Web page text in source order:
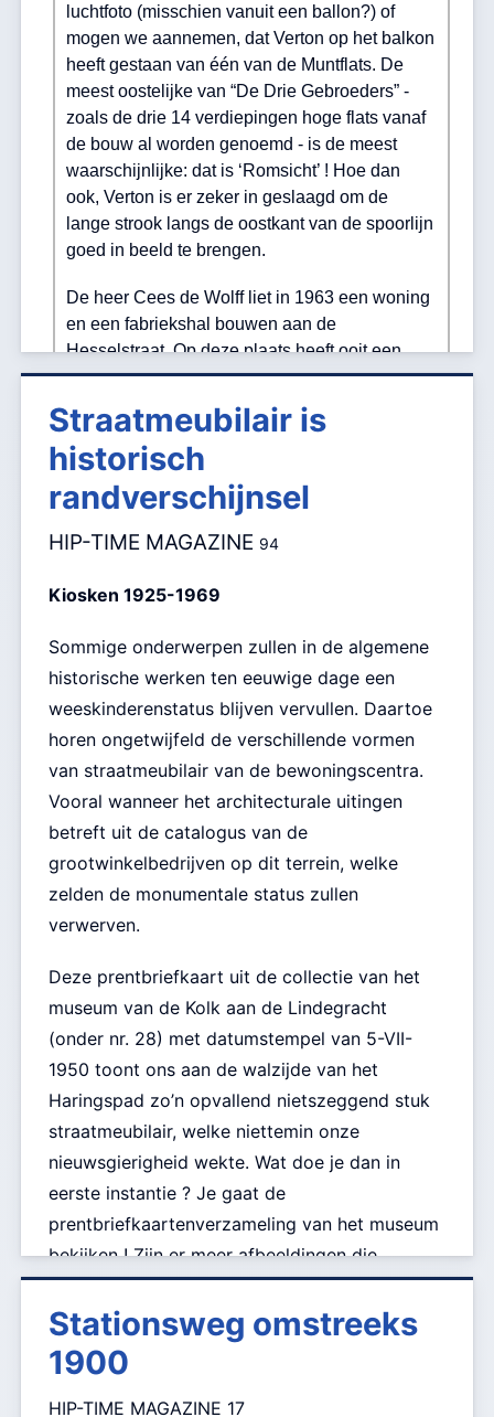
luchtfoto (misschien vanuit een ballon?) of
mogen we aannemen, dat Verton op het balkon
heeft gestaan van één van de Muntflats. De
meest oostelijke van “De Drie Gebroeders” -
zoals de drie 14 verdiepingen hoge flats vanaf
de bouw al worden genoemd - is de meest
waarschijnlijke: dat is ‘Romsicht’ ! Hoe dan
ook, Verton is er zeker in geslaagd om de
lange strook langs de oostkant van de spoorlijn
goed in beeld te brengen.
De heer Cees de Wolff liet in 1963 een woning
en een fabriekshal bouwen aan de
Hesselstraat. Op deze plaats heeft ooit een
watermolen gestaan. Bij de bouw van de
woning vindt men in de grond nog oude
fundamenten van deze molen. In 1965 moet
die fabriekshal van de heer De Wolff alweer
worden uitgebreid voor zijn uitdijende
konstruktiewerkzaamheden. De bestaande hal
wordt dan langer gemaakt en er wordt een
bedrijf verplaatst naar It Dok 2 op
uiteenlopende producten uit de gigantische
hallen te voorschijn komen: schepen,
hekwerken, bordessen, windmolens, etc. De
Holding B.V. staat sinds 1993 ook bekend als
De Wolff Verenigde Bedrijven B.V. Senior
Cees is opgevolgd door zijn zoons Cees en
Jan.
Inmiddels is het aanzien van hun
Hesselstraatlocatie behoorlijk van aanzien
veranderd door de bouw van de
“Kempenaerstate”, de seniorenflats en de
moskee “Diyanet Vakfi”. Evenwijdig met
spoorsloot en spoorbaan loopt de
Surinamesingel, welke is aangelegd in 1958
en waarvoor de raad besluit tot de naamgeving
op 17 maart 1958. Diezelfde 17e maart hebben
ook de andere straten van de ‘West-Indische
buurt’ hun naam gekregen: Arubastraat,
Bonairestraat, Curacaostraat, St.
Eustatiusstraat, Sabastraat en St
Maartenstraat.
de ontsluiting van de woningen op het sterk
gedecimeerde volkstuinencomplex bij de
Rottumerweg.
Straatmeubilair is
historisch
randverschijnsel
HIP-TIME MAGAZINE 94
Kiosken 1925-1969
Sommige onderwerpen zullen in de algemene
historische werken ten eeuwige dage een
weeskinderenstatus blijven vervullen. Daartoe
horen ongetwijfeld de verschillende vormen
van straatmeubilair van de bewoningscentra.
Vooral wanneer het architecturale uitingen
betreft uit de catalogus van de
grootwinkelbedrijven op dit terrein, welke
zelden de monumentale status zullen
verwerven.
Deze prentbriefkaart uit de collectie van het
museum van de Kolk aan de Lindegracht
(onder nr. 28) met datumstempel van 5-VII-
1950 toont ons aan de walzijde van het
Haringspad zo’n opvallend nietszeggend stuk
straatmeubilair, welke niettemin onze
nieuwsgierigheid wekte. Wat doe je dan in
eerste instantie ? Je gaat de
prentbriefkaartenverzameling van het museum
bekijken ! Zijn er meer afbeeldingen die
misschien vanuit een ander perspectief
informatie leveren? Conclusie van die exercitie:
zeer weinig ! Gelukkig kunnen we daarna onze
zoektocht voortzetten in het fotoarchief. De
belangrijkste vondst daarbij is fotonr. 819.
Stationsweg omstreeks
1900
HIP-TIME MAGAZINE 17